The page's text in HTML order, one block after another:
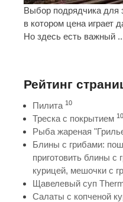
Выбор подрядчика для
в котором цена играет
Но здесь есть важный
Рейтинг
Пилита 10
Треска с покрытием 10
Рыба жареная
Блины с грибами:
приготовить блины с
курицей, мешочки с
Щавелевый суп
Салаты с копченой